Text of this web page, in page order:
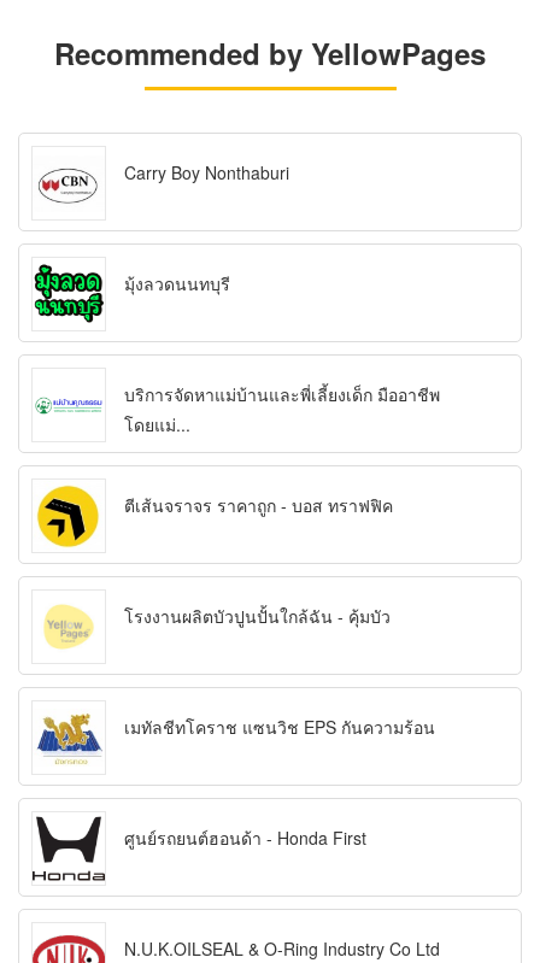
Recommended by YellowPages
Carry Boy Nonthaburi
มุ้งลวดนนทบุรี
บริการจัดหาแม่บ้านและพี่เลี้ยงเด็ก มืออาชีพ
โดยแม่...
ตีเส้นจราจร ราคาถูก - บอส ทราฟฟิค
โรงงานผลิตบัวปูนปั้นใกล้ฉัน - คุ้มบัว
เมทัลชีทโคราช แซนวิช EPS กันความร้อน
ศูนย์รถยนต์ฮอนด้า - Honda First
N.U.K.OILSEAL & O-Ring Industry Co Ltd